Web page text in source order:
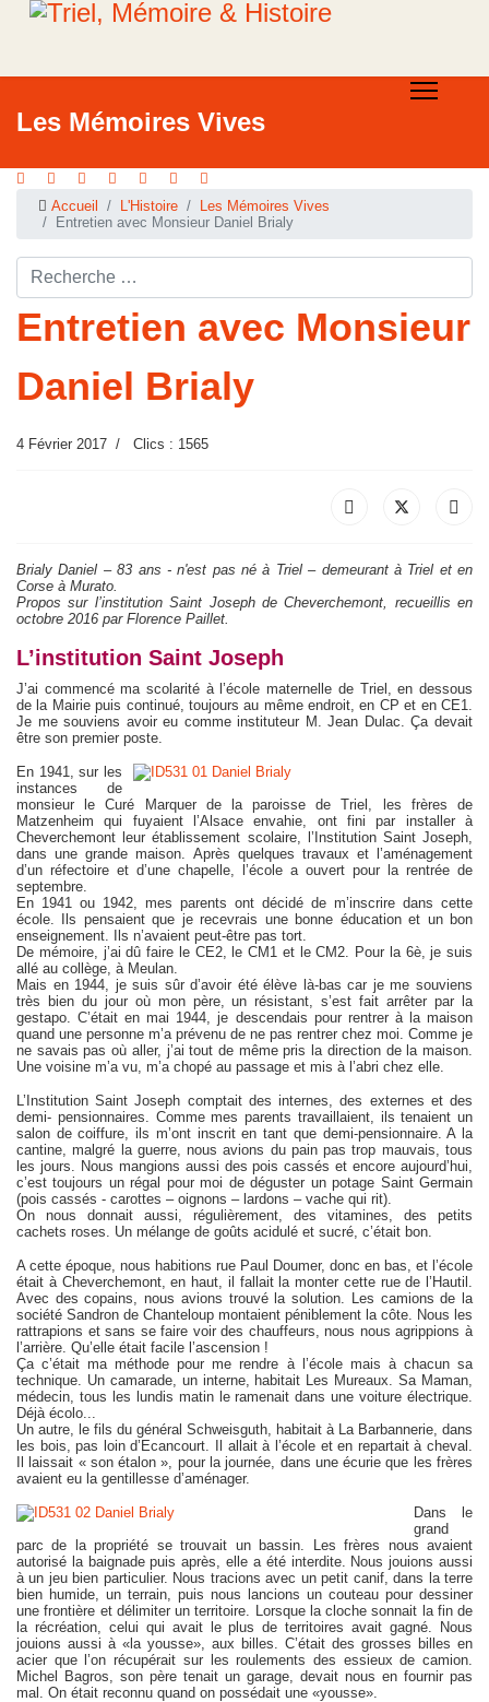
Les Mémoires Vives
Accueil L'Histoire
Les Mémoires Vives
Entretien avec Monsieur Daniel Brialy
Rechercher ...
Entretien avec Monsieur
Daniel Brialy
4 Février 2017 Clics : 1565
Brialy Daniel – 83 ans - n'est pas né à Triel – demeurant à Triel et en
Corse à Murato.
Propos sur l’institution Saint Joseph de Cheverchemont, recueillis en
octobre 2016 par Florence Paillet.
L’institution Saint Joseph
J’ai commencé ma scolarité à l’école maternelle de Triel, en dessous
de la Mairie puis continué, toujours au même endroit, en CP et en CE1.
Je me souviens avoir eu comme instituteur M. Jean Dulac. Ça devait
être son premier poste.
En 1941, sur les
instances de
monsieur le Curé Marquer de la paroisse de Triel, les frères de
Matzenheim qui fuyaient l’Alsace envahie, ont fini par installer à
Cheverchemont leur établissement scolaire, l’Institution Saint Joseph,
dans une grande maison. Après quelques travaux et l’aménagement
d’un réfectoire et d’une chapelle, l’école a ouvert pour la rentrée de
septembre.
En 1941 ou 1942, mes parents ont décidé de m’inscrire dans cette
école. Ils pensaient que je recevrais une bonne éducation et un bon
enseignement. Ils n’avaient peut-être pas tort.
De mémoire, j’ai dû faire le CE2, le CM1 et le CM2. Pour la 6è, je suis
allé au collège, à Meulan.
Mais en 1944, je suis sûr d’avoir été élève là-bas car je me souviens
très bien du jour où mon père, un résistant, s’est fait arrêter par la
gestapo. C’était en mai 1944, je descendais pour rentrer à la maison
quand une personne m’a prévenu de ne pas rentrer chez moi. Comme je
ne savais pas où aller, j’ai tout de même pris la direction de la maison.
Une voisine m’a vu, m’a chopé au passage et mis à l’abri chez elle.
L’Institution Saint Joseph comptait des internes, des externes et des
demi- pensionnaires. Comme mes parents travaillaient, ils tenaient un
salon de coiffure, ils m’ont inscrit en tant que demi-pensionnaire. A la
cantine, malgré la guerre, nous avions du pain pas trop mauvais, tous
les jours. Nous mangions aussi des pois cassés et encore aujourd’hui,
c’est toujours un régal pour moi de déguster un potage Saint Germain
(pois cassés - carottes – oignons – lardons – vache qui rit).
On nous donnait aussi, régulièrement, des vitamines, des petits
cachets roses. Un mélange de goûts acidulé et sucré, c’était bon.
A cette époque, nous habitions rue Paul Doumer, donc en bas, et l’école
était à Cheverchemont, en haut, il fallait la monter cette rue de l’Hautil.
Avec des copains, nous avions trouvé la solution. Les camions de la
société Sandron de Chanteloup montaient péniblement la côte. Nous les
rattrapions et sans se faire voir des chauffeurs, nous nous agrippions à
l’arrière. Qu’elle était facile l’ascension !
Ça c’était ma méthode pour me rendre à l’école mais à chacun sa
technique. Un camarade, un interne, habitait Les Mureaux. Sa Maman,
médecin, tous les lundis matin le ramenait dans une voiture électrique.
Déjà écolo...
Un autre, le fils du général Schweisguth, habitait à La Barbannerie, dans
les bois, pas loin d’Ecancourt. Il allait à l’école et en repartait à cheval.
Il laissait « son étalon », pour la journée, dans une écurie que les frères
avaient eu la gentillesse d’aménager.
Dans le
grand
parc de la propriété se trouvait un bassin. Les frères nous avaient
autorisé la baignade puis après, elle a été interdite. Nous jouions aussi
à un jeu bien particulier. Nous tracions avec un petit canif, dans la terre
bien humide, un terrain, puis nous lancions un couteau pour dessiner
une frontière et délimiter un territoire. Lorsque la cloche sonnait la fin de
la récréation, celui qui avait le plus de territoires avait gagné. Nous
jouions aussi à «la yousse», aux billes. C’était des grosses billes en
acier que l’on récupérait sur les roulements des essieux de camion.
Michel Bagros, son père tenait un garage, devait nous en fournir pas
mal. On était reconnu quand on possédait une «yousse».